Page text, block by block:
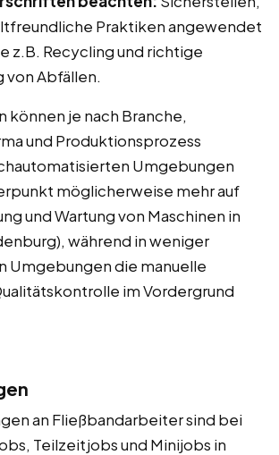
Praktiken angewendet
z.B. Recycling und richtige
von Abfällen.
können je nach Branche,
und Produktionsprozess
Umgebungen
möglicherweise mehr auf
und Wartung von Maschinen in
während in weniger
Umgebungen die manuelle
im Vordergrund
an Fließbandarbeiter sind bei
Teilzeitjobs und Minijobs in